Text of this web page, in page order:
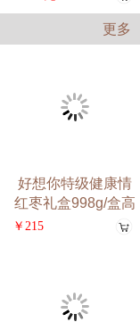
更多
好想你特级健康情
红枣礼盒998g/盒高
￥215